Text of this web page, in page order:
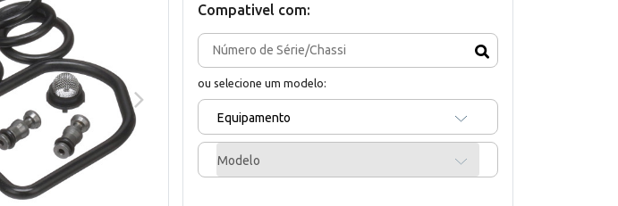
Compativel com:
ou selecione um modelo:
Equipamento
Modelo